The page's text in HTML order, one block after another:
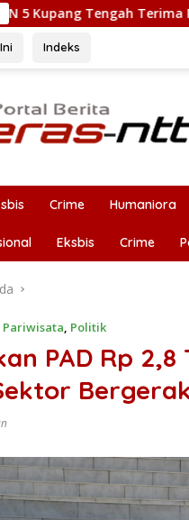
Perisai Diri Jadi Kegiatan
Indeks
Crime Humaniora
Eksbis Crime
Pariwisata, Politik
PAD Rp